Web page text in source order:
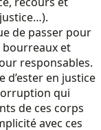
de passer pour
bourreaux et
responsables.
d’ester en justice
qui
de ces corps
avec ces